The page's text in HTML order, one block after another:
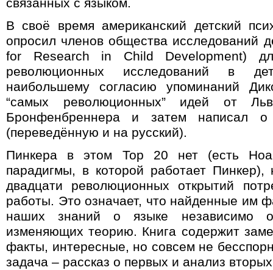
связанных с языком.
В своё время американский детский
опросил членов общества исследований
for Research in Child Development)
революционных исследований в
наибольшему согласию упоминаний
“самых революционных” идей от
Бронфенбреннера и затем написал о
(переведённую и на русский).
Пинкера в этом Тор 20 нет (есть
парадигмы, в которой работает
двадцати революционных открытий
работы. Это означает, что найденные им
наших знаний о языке независимо
изменяющих теорию. Книга содержит
факты, интересные, но совсем не
задача – рассказ о первых и анализ